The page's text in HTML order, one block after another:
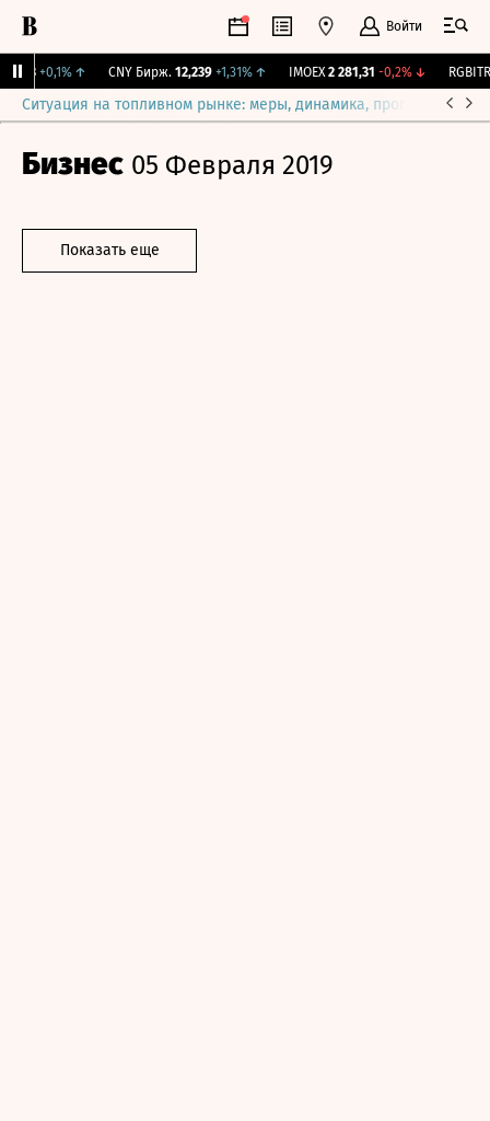
Войти
+0,1% ↑ CNY Бирж. 12,239 +1,31% ↑ IMOEX 2 281,31 -0,2%↓ RGBITR
Ситуация на топливном рынке: меры, динамика, прогнозы
Бизнес 05 Февраля 2019
Показать еще